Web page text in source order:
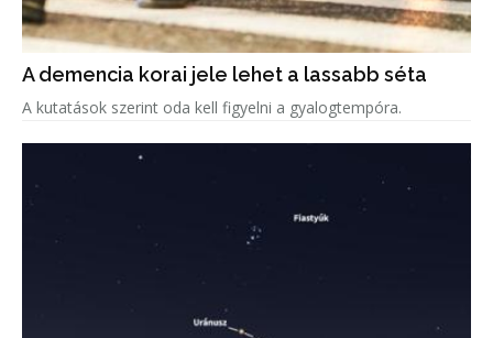
A demencia korai jele lehet a lassabb séta
A kutatások szerint oda kell figyelni a gyalogtempóra.